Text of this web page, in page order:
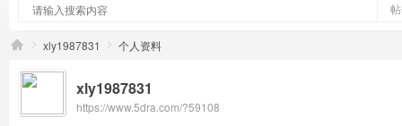
xly1987831 个人资料
xly1987831
https://www.5dra.com/?59108